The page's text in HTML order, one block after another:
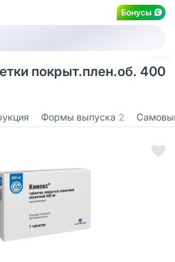
Бонусы
покрыт.плен.об. 400
Формы выпуска 2